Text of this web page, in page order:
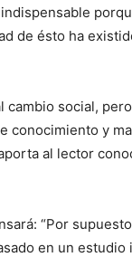
de ésto ha
social,
conocimiento y
al lector
“Por
en un